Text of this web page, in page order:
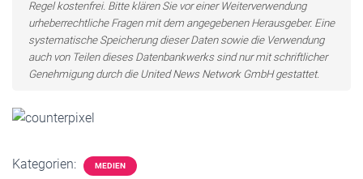
Regel kostenfrei. Bitte klären Sie vor einer Weiterverwendung
urheberrechtliche Fragen mit dem angegebenen Herausgeber. Eine
systematische Speicherung dieser Daten sowie die Verwendung
auch von Teilen dieses Datenbankwerks sind nur mit schriftlicher
Genehmigung durch die United News Network GmbH gestattet.
Kategorien: MEDIEN